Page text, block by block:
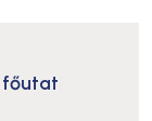
főutat